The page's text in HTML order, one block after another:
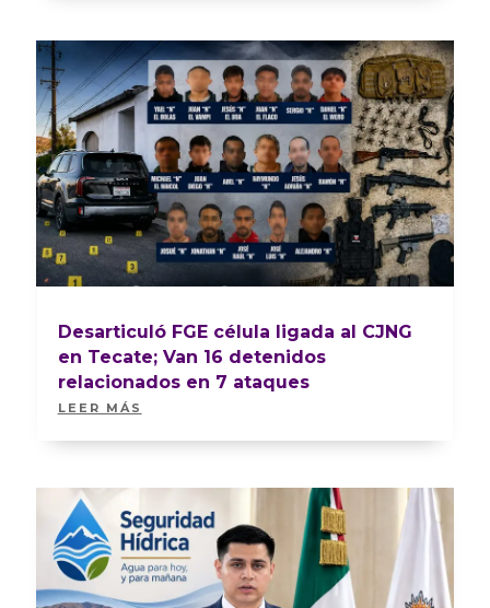
Desarticuló FGE célula ligada al CJNG
en Tecate; Van 16 detenidos
relacionados en 7 ataques
LEER MÁS